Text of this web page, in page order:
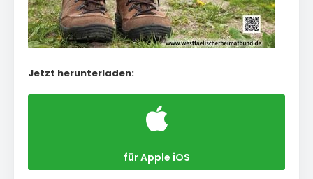
Jetzt herunterladen:
für Apple iOS